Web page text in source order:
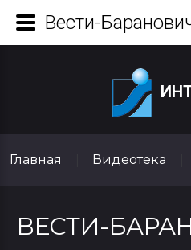
Главная Видеотека
ВЕСТИ-
Вести-